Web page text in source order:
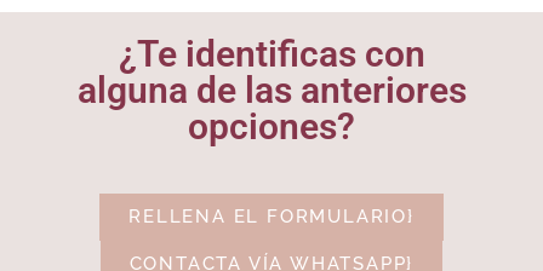
¿Te identificas con
alguna de las anteriores
opciones?
RELLENA EL FORMULARIO}
CONTACTA VÍA WHATSAPP}